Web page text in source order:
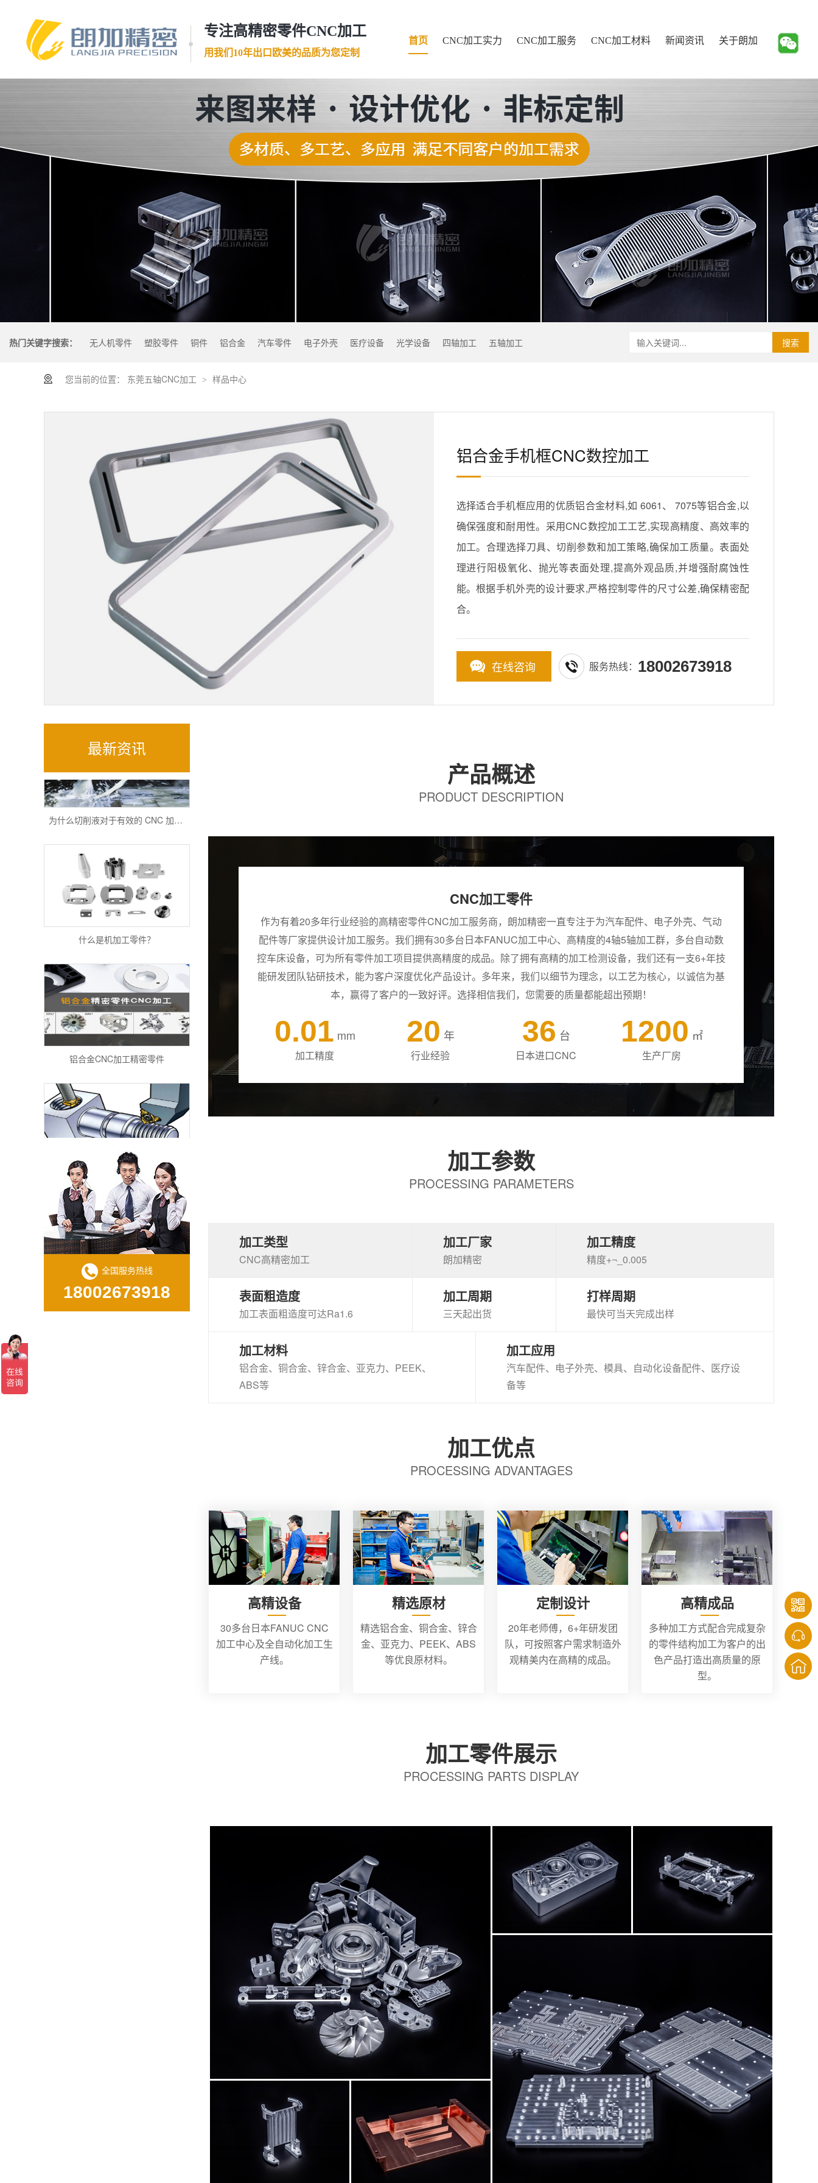
专注高精密零件CNC加工
用我们10年出口欧美的品质为您定制
首页 CNC加工实力 CNC加工服务 CNC加工材料 新闻资讯 关于朗加
热门关键字搜索： 无人机零件 塑胶零件 铜件 铝合金 汽车零件 电子外壳 医疗设备 光学设备 四轴加工 五轴加工 搜索
您当前的位置： 东莞五轴CNC加工 > 样品中心
铝合金手机框CNC数控加工
选择适合手机框应用的优质铝合金材料,如 6061、 7075等铝合金,以
确保强度和耐用性。采用CNC数控加工工艺,实现高精度、高效率的
加工。合理选择刀具、切削参数和加工策略,确保加工质量。表面处
理进行阳极氧化、抛光等表面处理,提高外观品质,并增强耐腐蚀性
能。根据手机外壳的设计要求,严格控制零件的尺寸公差,确保精密配
合。
在线咨询 服务热线： 18002673918
产品概述
PRODUCT DESCRIPTION
CNC加工零件
作为有着20多年行业经验的高精密零件CNC加工服务商，朗加精密一直专注于为汽车配件、电子外壳、气动
配件等厂家提供设计加工服务。我们拥有30多台日本FANUC加工中心、高精度的4轴5轴加工群，多台自动数
控车床设备，可为所有零件加工项目提供高精度的成品。除了拥有高精的加工检测设备，我们还有一支6+年技
能研发团队钻研技术，能为客户深度优化产品设计。多年来，我们以细节为理念，以工艺为核心，以诚信为基
本，赢得了客户的一致好评。选择相信我们，您需要的质量都能超出预期！
0.01 mm
加工精度
20 年
行业经验
36 台
日本进口CNC
1200 ㎡
生产厂房
加工参数
PROCESSING PARAMETERS
加工类型
CNC高精密加工
加工厂家
朗加精密
加工精度
精度+¬_0.005
表面粗造度
加工表面粗造度可达Ra1.6
加工周期
三天起出货
打样周期
最快可当天完成出样
加工材料
铝合金、铜合金、锌合金、亚克力、PEEK、
ABS等
加工应用
汽车配件、电子外壳、模具、自动化设备配件、医疗设
备等
加工优点
PROCESSING ADVANTAGES
高精设备
30多台日本FANUC CNC
加工中心及全自动化加工生
产线。
精选原材
精选铝合金、铜合金、锌合
金、亚克力、PEEK、ABS
等优良原材料。
定制设计
20年老师傅，6+年研发团
队，可按照客户需求制造外
观精美内在高精的成品。
高精成品
多种加工方式配合完成复杂
的零件结构加工为客户的出
色产品打造出高质量的原
型。
加工零件展示
PROCESSING PARTS DISPLAY
最新资讯
什么是机加工零件？
铝合金CNC加工精密零件
为什么切削液对于有效的 CNC 加工很重要？
什么是机加工零件？
铝合金CNC加工精密零件
CNC数控螺纹加工的质量与效率
全国服务热线
18002673918